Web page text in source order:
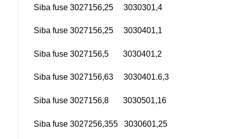
Siba fuse 3027156,25 3030301,4
Siba fuse 3027156,25 3030401,1
Siba fuse 3027156,5 3030401,2
Siba fuse 3027156,63 3030401.6,3
Siba fuse 3027156,8 3030501,16
Siba fuse 3027256,355 3030601,25